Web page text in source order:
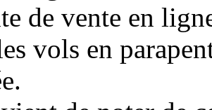
de vente en
vols en